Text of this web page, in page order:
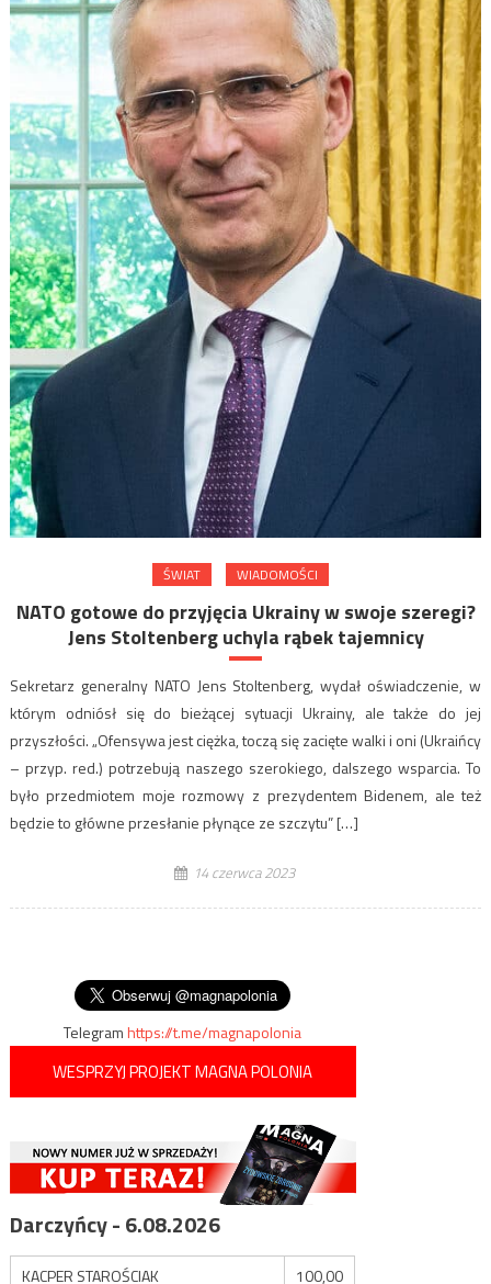
ŚWIAT WIADOMOŚCI
NATO gotowe do przyjęcia Ukrainy w swoje szeregi?
Jens Stoltenberg uchyla rąbek tajemnicy
Sekretarz generalny NATO Jens Stoltenberg, wydał oświadczenie, w
którym odniósł się do bieżącej sytuacji Ukrainy, ale także do jej
przyszłości. „Ofensywa jest ciężka, toczą się zacięte walki i oni (Ukraińcy
– przyp. red.) potrzebują naszego szerokiego, dalszego wsparcia. To
było przedmiotem moje rozmowy z prezydentem Bidenem, ale też
będzie to główne przesłanie płynące ze szczytu” […]
14 czerwca 2023
Telegramhttps://t.me/magnapolonia
WESPRZYJ PROJEKT MAGNA POLONIA
Darczyńcy - 6.08.2026
KACPER STAROŚCIAK 100,00